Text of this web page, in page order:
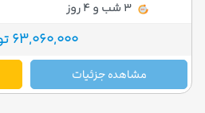
63,060,000 تومان
مشاهده جزئیات